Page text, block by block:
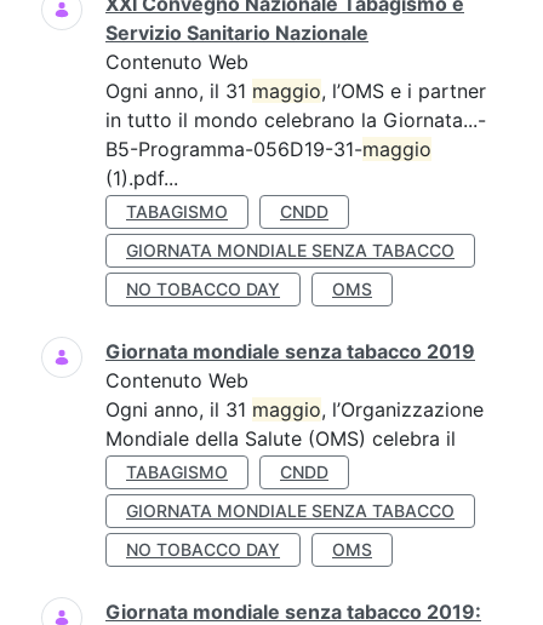
Servizio Sanitario Nazionale
Contenuto Web
Ogni anno, il 31 maggio, l’OMS e i partner
in tutto il mondo celebrano la Giornata...-
B5-Programma-056D19-31-maggio
(1).pdf...
TABAGISMO
CNDD
GIORNATA MONDIALE SENZA TABACCO
NO TOBACCO DAY
OMS
Giornata mondiale senza tabacco 2019
Contenuto Web
Ogni anno, il 31 maggio, l’Organizzazione
Mondiale della Salute (OMS) celebra il
TABAGISMO
CNDD
GIORNATA MONDIALE SENZA TABACCO
NO TOBACCO DAY
OMS
Giornata mondiale senza tabacco 2019: